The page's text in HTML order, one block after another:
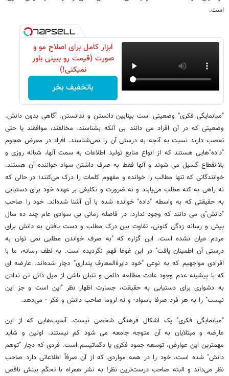
است.
ابزار کامل برای اصلاح مو و
صورت (قیمت رو ببینی باور
نمیکنی!)
باتخفیف بخر
"میانمایگی فکری" وضعیتی است بینابین دانستن و ندانستن. آگاهی بدون دانش.
وضعیتی که در آن افراد می دانند بی آنکه بشناسند. مخالفند، موافقند یا حتی
تعصب دارند نسبت به آنچه به درستی آن را نمی‌شناسند. افراد در معرض هجوم
"داده"هایی هستند که از انواع منابع تولید اطلاعات به سمت آنها، شبانه روزی و
بلاانقطاع گسیل می شوند و آنها فقط به صرف داشتن سواد خواننده آن هستند.
خوانندگانی که تنها مطالب را خوانده و مفهوم کلمات را درک می‌کنند؛ در حالی که
نه راهی به کنه مطلب می‌یابند و نه ضرورت و تکلیفی بر عهده خود برای دستیابی
به حقیقتی که به واسطه "داده" خوانده شده با آن آشنا شده‌اند. خود را صاحب
"دانش"ی می دانند که وجود ندارد. در فاصله زمانی بی سوادی عام چند ده سال
پیش و رسانه زدگی کنونی، تفاوت بین درک مطلب و دست یافتن به دانش برای
مردم عیان نشده است. این گزاره که "به صرف خواندن مطلبی نمی توان به
درستی آن اطمینان یافت" در این غوغا فهم نگردیده است. به لطف رسانه، ما با
افرادی مواجهیم که به نوعی "خود دایرةالمعارف پنداری" دچار شده‌اند. عارضه ای
که با پیشینه عدم وجود عادت مطالعه دائمی و تنبلی ناشی از میل ذاتی تن ندادن
به دشواری برای دستیابی به حقیقت، جسارت اظهار نظر "این است و جز این
نیست" را به هر فرد صرفا باسواد- و نه لزوما صاحب دانش و فکر - می‌دهد.
"میانمایگی فکری" یک اشکال فرهنگی شخصی نیست. آسیب‌هایی که از این
عارضه و مبتلایان به آن متوجه جامعه می شود کم نیستند. اولین و شاید
مهمترین این عوارض، توسعه جمود فکری یا دگماتیسم است. فردی که دچار "توهم
دانش" شده است، خود را در همه مواردی که از آن صرفاً اطلاعاتی دارد صاحب
نظر می‌داند و البته صاحب درست‌ترین نظر! به نشر همراه با تحکّم بینش ناقص